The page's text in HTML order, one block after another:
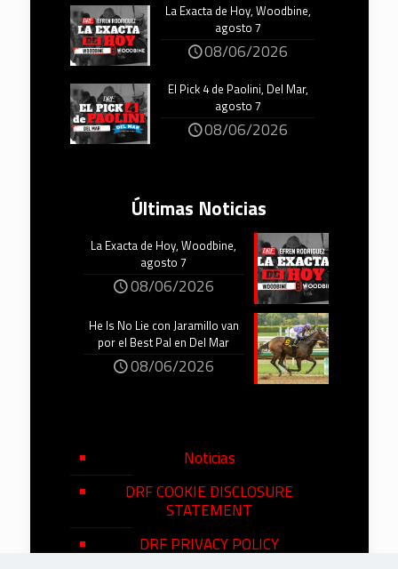
La Exacta de Hoy, Woodbine,
agosto 7
08/06/2026
El Pick 4 de Paolini, Del Mar,
agosto 7
08/06/2026
Últimas Noticias
La Exacta de Hoy, Woodbine,
agosto 7
08/06/2026
He Is No Lie con Jaramillo van
por el Best Pal en Del Mar
08/06/2026
Noticias
DRF COOKIE DISCLOSURE
STATEMENT
DRF PRIVACY POLICY